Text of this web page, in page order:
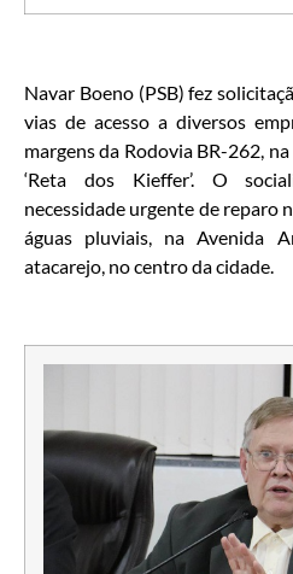
Navar Boeno (PSB) fez
vias de acesso a diversos
margens da Rodovia BR-262,
‘Reta dos Kieffer’. O
necessidade urgente de reparo
águas pluviais, na Avenida
atacarejo, no centro da cidade.